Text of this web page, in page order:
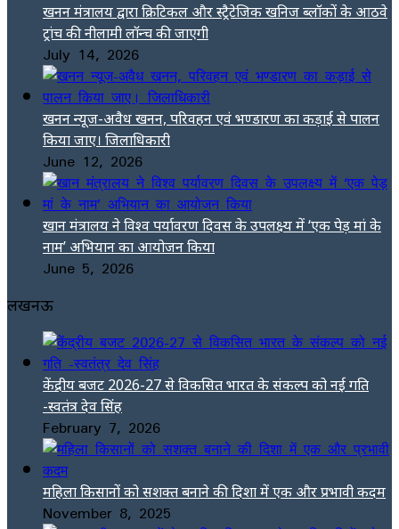
खनन मंत्रालय द्वारा क्रिटिकल और स्ट्रैटेजिक खनिज ब्लॉकों के आठवे
ट्रांच की नीलामी लॉन्च की जाएगी
July 14, 2026
खनन न्यूज-अवैध खनन, परिवहन एवं भण्डारण का कड़ाई से पालन
किया जाए। जिलाधिकारी
June 12, 2026
खान मंत्रालय ने विश्व पर्यावरण दिवस के उपलक्ष्य में ‘एक पेड़ मां के
नाम’ अभियान का आयोजन किया
June 5, 2026
लखनऊ
केंद्रीय बजट 2026-27 से विकसित भारत के संकल्प को नई गति
-स्वतंत्र देव सिंह
February 7, 2026
महिला किसानों को सशक्त बनाने की दिशा में एक और प्रभावी कदम
November 8, 2025